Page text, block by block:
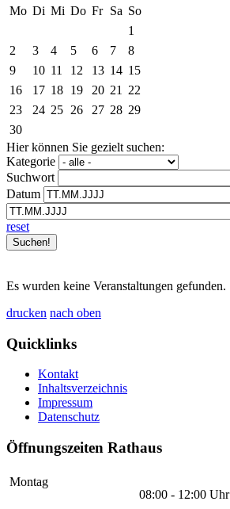
Mo Di Mi Do Fr Sa So
1
2
3 4 5 6 7
8
9
10 11 12 13 14 15
16
17 18 19 20 21
22
23
24 25 26 27 28 29
30
Hier können Sie gezielt suchen:
Kategorie
Suchwort
Datum
reset
Es wurden keine Veranstaltungen gefunden.
drucken nach oben
Quicklinks
Kontakt
Inhaltsverzeichnis
Impressum
Datenschutz
Öffnungszeiten Rathaus
Montag
08:00 - 12:00 Uhr